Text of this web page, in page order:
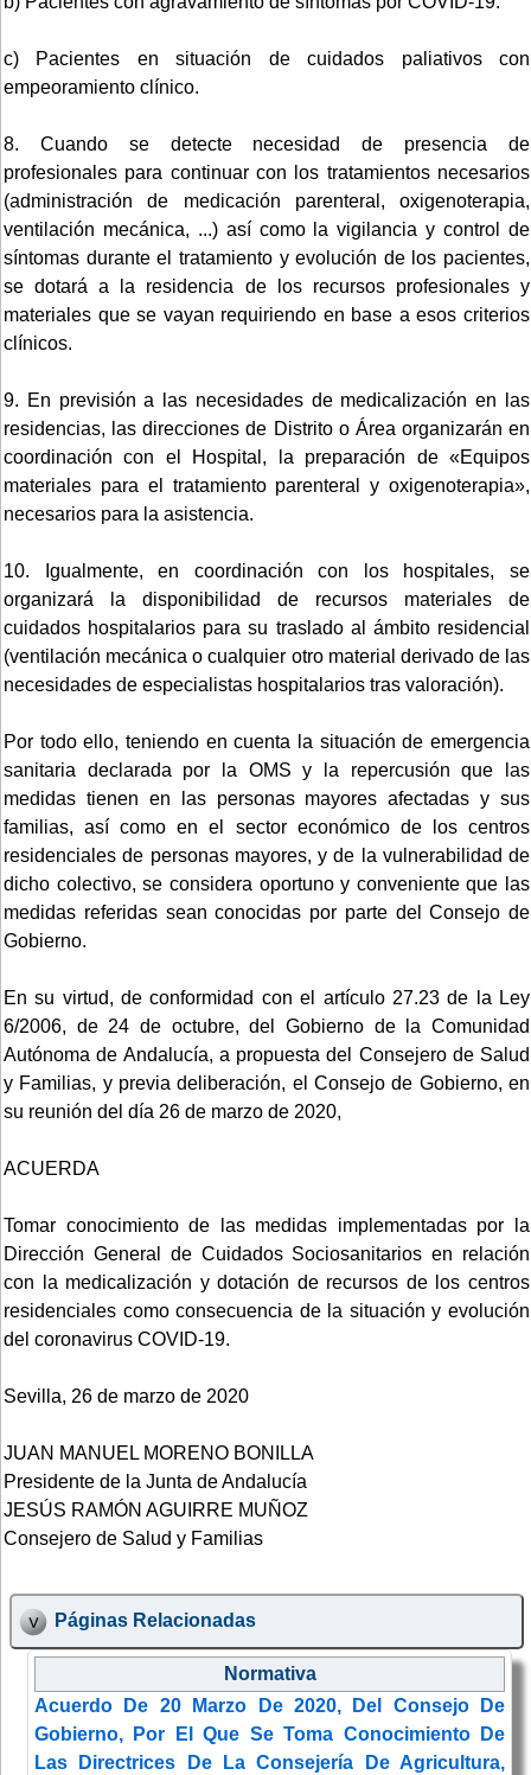
c) Pacientes en situación de cuidados paliativos con
empeoramiento clínico.
8. Cuando se detecte necesidad de presencia de
profesionales para continuar con los tratamientos necesarios
(administración de medicación parenteral, oxigenoterapia,
ventilación mecánica, ...) así como la vigilancia y control de
síntomas durante el tratamiento y evolución de los pacientes,
se dotará a la residencia de los recursos profesionales y
materiales que se vayan requiriendo en base a esos criterios
clínicos.
9. En previsión a las necesidades de medicalización en las
residencias, las direcciones de Distrito o Área organizarán en
coordinación con el Hospital, la preparación de «Equipos
materiales para el tratamiento parenteral y oxigenoterapia»,
necesarios para la asistencia.
10. Igualmente, en coordinación con los hospitales, se
organizará la disponibilidad de recursos materiales de
cuidados hospitalarios para su traslado al ámbito residencial
(ventilación mecánica o cualquier otro material derivado de las
necesidades de especialistas hospitalarios tras valoración).
Por todo ello, teniendo en cuenta la situación de emergencia
sanitaria declarada por la OMS y la repercusión que las
medidas tienen en las personas mayores afectadas y sus
familias, así como en el sector económico de los centros
residenciales de personas mayores, y de la vulnerabilidad de
dicho colectivo, se considera oportuno y conveniente que las
medidas referidas sean conocidas por parte del Consejo de
Gobierno.
En su virtud, de conformidad con el artículo 27.23 de la Ley
6/2006, de 24 de octubre, del Gobierno de la Comunidad
Autónoma de Andalucía, a propuesta del Consejero de Salud
y Familias, y previa deliberación, el Consejo de Gobierno, en
su reunión del día 26 de marzo de 2020,
ACUERDA
Tomar conocimiento de las medidas implementadas por la
Dirección General de Cuidados Sociosanitarios en relación
con la medicalización y dotación de recursos de los centros
residenciales como consecuencia de la situación y evolución
del coronavirus COVID-19.
Sevilla, 26 de marzo de 2020
JUAN MANUEL MORENO BONILLA
Presidente de la Junta de Andalucía
JESÚS RAMÓN AGUIRRE MUÑOZ
Consejero de Salud y Familias
Páginas Relacionadas
Normativa
Acuerdo De 20 Marzo De 2020, Del Consejo De
Gobierno, Por El Que Se Toma Conocimiento De
Las Directrices De La Consejería De Agricultura,